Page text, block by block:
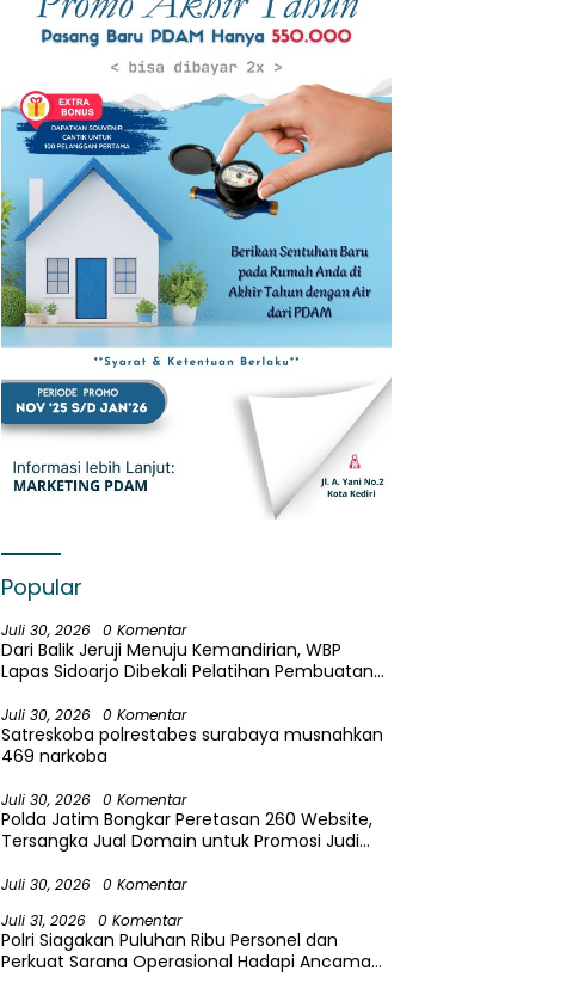
Popular
Juli 30, 2026 0 Komentar
Dari Balik Jeruji Menuju Kemandirian, WBP
Lapas Sidoarjo Dibekali Pelatihan Pembuatan
Juli 30, 2026 0 Komentar
Satreskoba polrestabes surabaya musnahkan
469 narkoba
Juli 30, 2026 0 Komentar
Polda Jatim Bongkar Peretasan 260 Website,
Tersangka Jual Domain untuk Promosi Judi
Juli 30, 2026
0 Komentar
Juli 31, 2026
0 Komentar
Polri Siagakan Puluhan Ribu Personel dan
Perkuat Sarana Operasional Hadapi Ancaman